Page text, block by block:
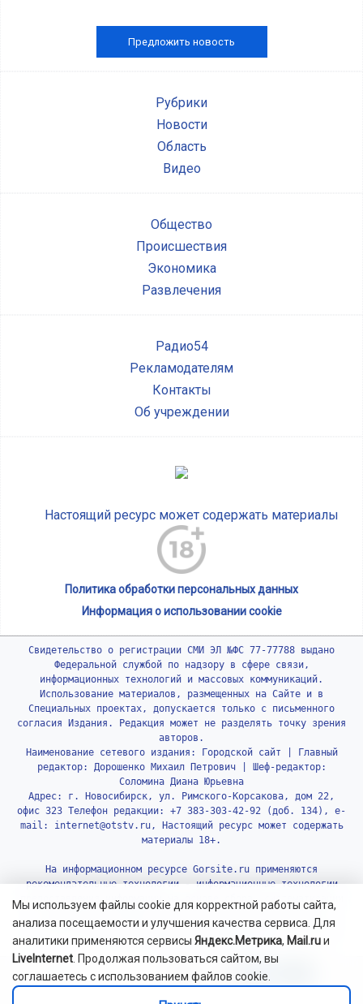
Мы используем файлы cookie для корректной работы сайта,
анализа посещаемости и улучшения качества сервиса. Для
аналитики применяются сервисы Яндекс.Метрика, Mail.ruи
LiveInternet . Продолжая пользоваться сайтом, вы
соглашаетесь с использованием файлов cookie.
Предложить новость
Рубрики
Новости
Область
Видео
Общество
Происшествия
Экономика
Развлечения
Радио54
Рекламодателям
Контакты
Об учреждении
Настоящий ресурс может содержать материалы
Политика обработки персональных данных
Информация о использовании cookie
Свидетельство о регистрации СМИ ЭЛ №ФС 77-77788 выдано
Федеральной службой по надзору в сфере связи,
информационных технологий и массовых коммуникаций.
Использование материалов, размещенных на Сайте и в
Специальных проектах, допускается только с письменного
согласия Издания. Редакция может не разделять точку зрения
авторов.
Наименование сетевого издания: Городской сайт | Главный
редактор: Дорошенко Михаил Петрович | Шеф-редактор:
Соломина Диана Юрьевна
Адрес: г. Новосибирск, ул. Римского-Корсакова, дом 22,
офис 323 Телефон редакции: +7 383-303-42-92 (доб. 134), e-
mail: internet@otstv.ru, Настоящий ресурс может содержать
материалы 18+.
На информационном ресурсе Gorsite.ru применяются
рекомендательные технологии - информационные технологии
предоставления информации на основе сбора, систематизации
и анализа сведений, относящихся к предпочтениям
пользователей сети «Интернет», находящихся на территории
Российской Федерации.Подробнее.